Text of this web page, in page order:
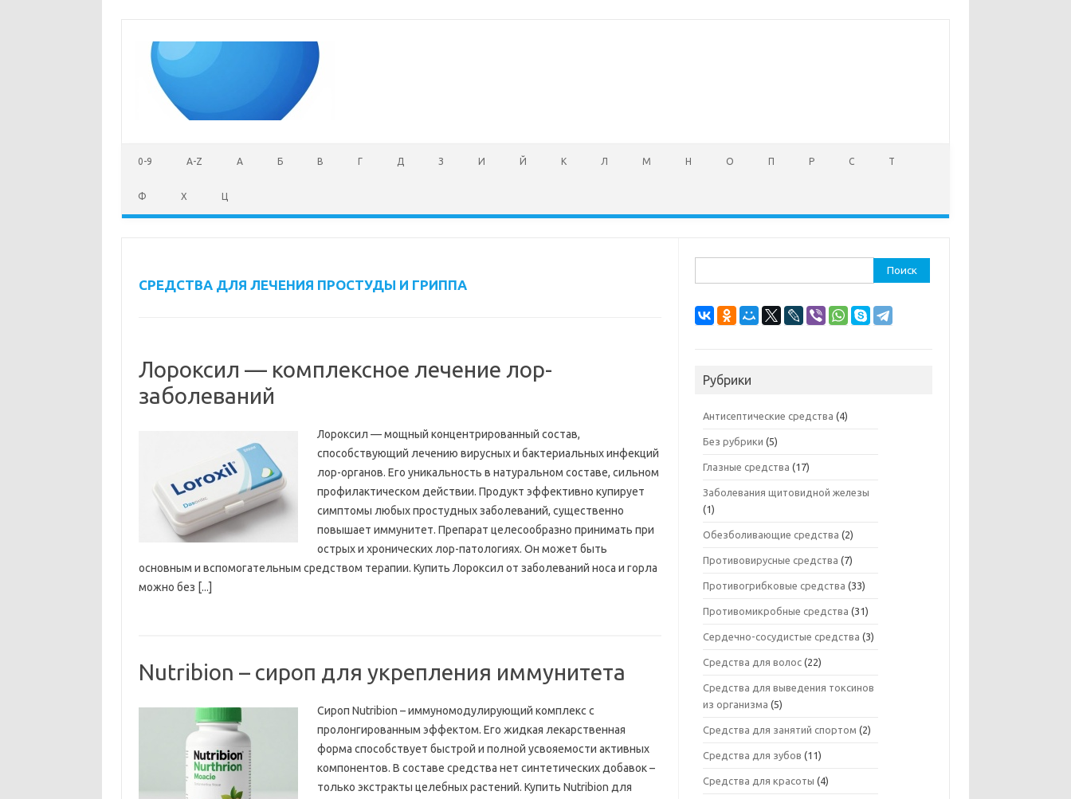
0-9 A-Z А Б В Г Д З И Й К Л М Н О П Р С Т
Ф Х Ц
СРЕДСТВА ДЛЯ ЛЕЧЕНИЯ ПРОСТУДЫ И ГРИППА
Лороксил — комплексное лечение лор-
заболеваний
Лороксил — мощный концентрированный состав,
способствующий лечению вирусных и бактериальных инфекций
лор-органов. Его уникальность в натуральном составе, сильном
профилактическом действии. Продукт эффективно купирует
симптомы любых простудных заболеваний, существенно
повышает иммунитет. Препарат целесообразно принимать при
острых и хронических лор-патологиях. Он может быть
основным и вспомогательным средством терапии. Купить Лороксил от заболеваний носа и горла
можно без [...]
Nutribion – сироп для укрепления иммунитета
Сироп Nutribion – иммуномодулирующий комплекс с
пролонгированным эффектом. Его жидкая лекарственная
форма способствует быстрой и полной усвояемости активных
компонентов. В составе средства нет синтетических добавок –
только экстракты целебных растений. Купить Nutribion для
Рубрики
Антисептические средства (4)
Без рубрики (5)
Глазные средства (17)
Заболевания щитовидной железы
(1)
Обезболивающие средства (2)
Противовирусные средства (7)
Противогрибковые средства (33)
Противомикробные средства (31)
Сердечно-сосудистые средства (3)
Средства для волос (22)
Средства для выведения токсинов
из организма (5)
Средства для занятий спортом (2)
Средства для зубов (11)
Средства для красоты (4)